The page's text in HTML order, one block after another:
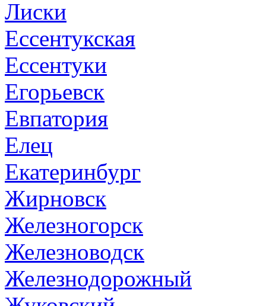
Лиски
Ессентукская
Ессентуки
Егорьевск
Евпатория
Елец
Екатеринбург
Жирновск
Железногорск
Железноводск
Железнодорожный